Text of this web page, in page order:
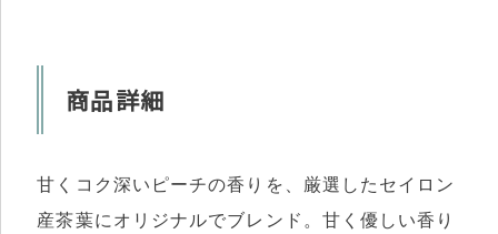
商品詳細
甘くコク深いピーチの香りを、厳選したセイロン
産茶葉にオリジナルでブレンド。甘く優しい香り